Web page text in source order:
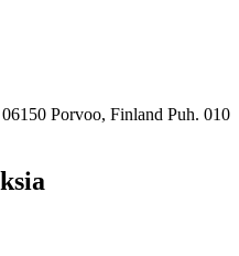
Porvoo, Finland Puh. 010